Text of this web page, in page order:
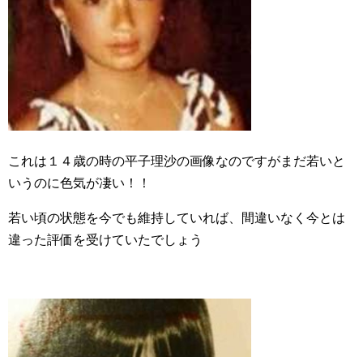
これは１４歳の時の平子理沙の画像なのですがまだ若いと
いうのに色気が凄い！！
若い頃の状態を今でも維持していれば、間違いなく今とは
違った評価を受けていたでしょう